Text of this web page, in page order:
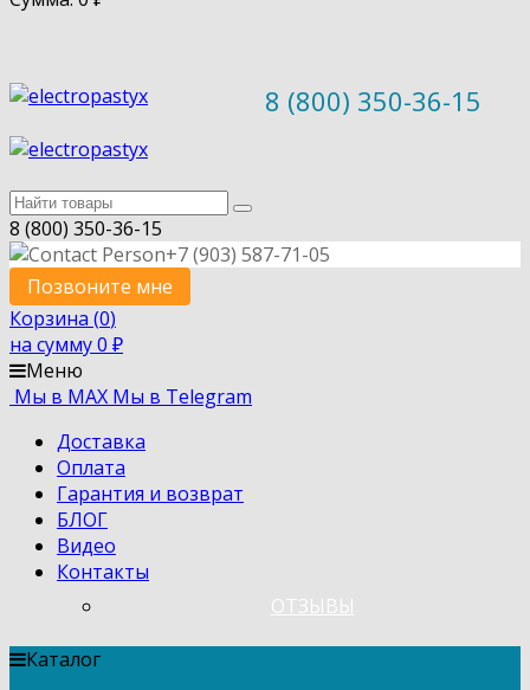
8 (800) 350-36-15
8 (800) 350-36-15
+7 (903) 587-71-05
Позвоните мне
Корзина (0)
на сумму0 ₽
Меню
Мы в MAX Мы в Telegram
Доставка
Оплата
Гарантия и возврат
БЛОГ
Видео
Контакты
ОТЗЫВЫ
Каталог